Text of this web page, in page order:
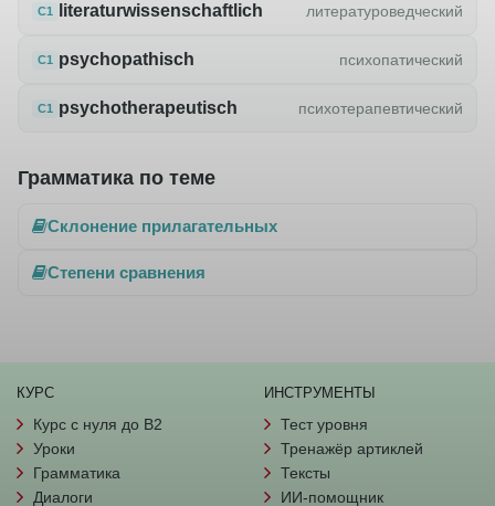
C1 literaturwissenschaftlich литературоведческий
C1 psychopathisch психопатический
C1 psychotherapeutisch психотерапевтический
Грамматика по теме
Склонение прилагательных
Степени сравнения
КУРС
Курс с нуля до B2
Уроки
Грамматика
Диалоги
ИНСТРУМЕНТЫ
Тест уровня
Тренажёр артиклей
Тексты
ИИ-помощник